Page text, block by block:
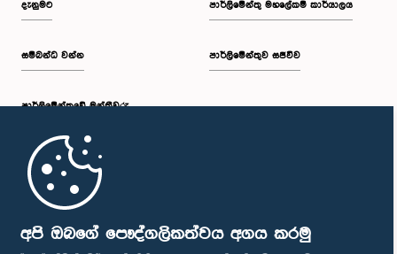
අපි ඔබගේ පෞද්ගලිකත්වය අගය කරමු
දැනුමට
සම්බන්ධ වන්න
පාර්ලි‌මේන්තුවේ මන්ත්‍රීවරු
මුල් පිටුව
පාර්ලිමේන්තු මහලේකම් කාර්යාලය
පාර්ලිමේන්තුව සජීවීව
පාර්ලිමේන්තු ජංගම යෙදුම